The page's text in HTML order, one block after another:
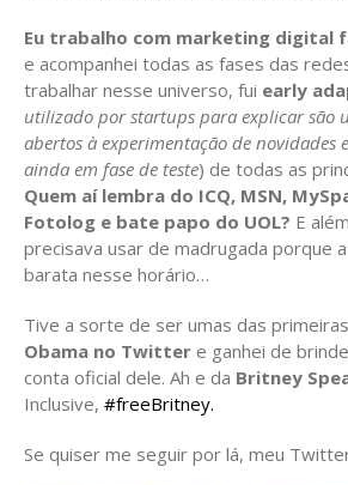
Eu trabalho com marketing digital
e acompanhei todas as fases das
trabalhar nesse universo, fui early
utilizado por startups para explicar são
abertos à experimentação de novidades
ainda em fase de teste) de todas as
Quem aí lembra do ICQ, MSN,
Fotolog e bate papo do UOL? E
precisava usar de madrugada porque
barata nesse horário…
Tive a sorte de ser umas das
Obama no Twitter e ganhei de
conta oficial dele. Ah e da Britney
Inclusive, #freeBritney.
Se quiser me seguir por lá, meu